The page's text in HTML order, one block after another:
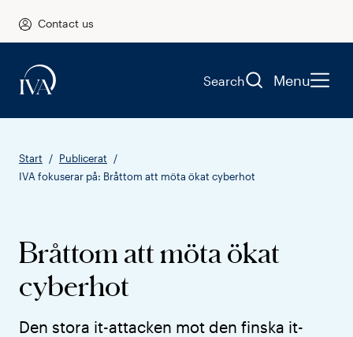
Contact us
Search Menu
Start
Publicerat
IVA fokuserar på: Bråttom att möta ökat cyberhot
Bråttom att möta ökat
cyberhot
Den stora it-attacken mot den finska it-